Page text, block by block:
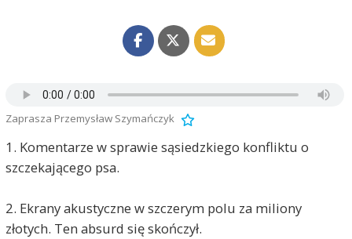
Zaprasza Przemysław Szymańczyk
1. Komentarze w sprawie sąsiedzkiego konfliktu o
szczekającego psa.
2. Ekrany akustyczne w szczerym polu za miliony
złotych. Ten absurd się skończył.